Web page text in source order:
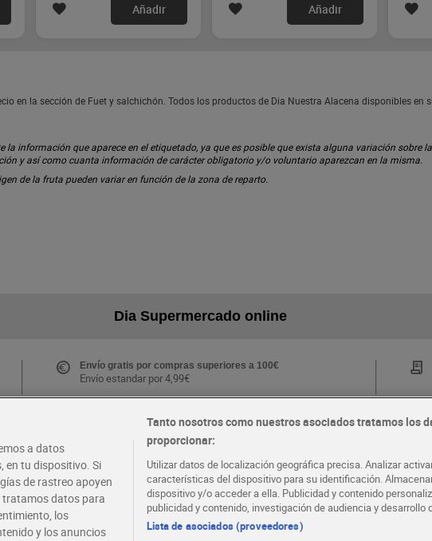
Añadir Añadir
en la sección de Fuet y salchichón. Todos los productos de Dia Nuestra Alacena disponibles en
información que aparece en el etiquetado, ya que es posible que exista alguna variación sobre
y así como cuanta información de carácter obligatorio y/o voluntario aparezcan en la misma.
de la fruta pueden variar en función de la zona de reparto.
Dia Supermercado online
Envío gratis por compras superiores a 100€
Envío estandar por 4,99€
Folletos y Tiendas
cercana
· EMPLEO
a datos
en tu dispositivo. Si
de rastreo apoyen
tratamos datos para
los
y los anuncios
Tanto nosotros como nuestros asociados tratamos los
proporcionar:
Utilizar datos de localización geográfica precisa. Analizar
características del dispositivo para su identificación.
dispositivo y/o acceder a ella. Publicidad y contenido
publicidad y contenido, investigación de audiencia y desarrollo
Lista de asociados (proveedores)